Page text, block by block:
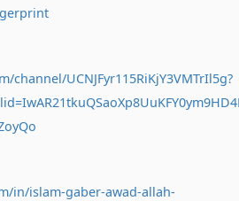
channel/UCNJFyr115RiKjY3VMTrIl5g?
in/islam-gaber-awad-allah-